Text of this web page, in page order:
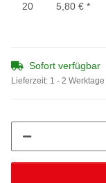
20 5,80 € *
Sofort verfügbar
Lieferzeit: 1 - 2 Werktage